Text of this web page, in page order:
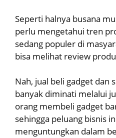
Seperti halnya busana
perlu mengetahui tren
sedang populer di
bisa melihat review
Nah, jual beli gadget dan
banyak diminati melalui
orang membeli gadget
sehingga peluang bisnis
menguntungkan dalam